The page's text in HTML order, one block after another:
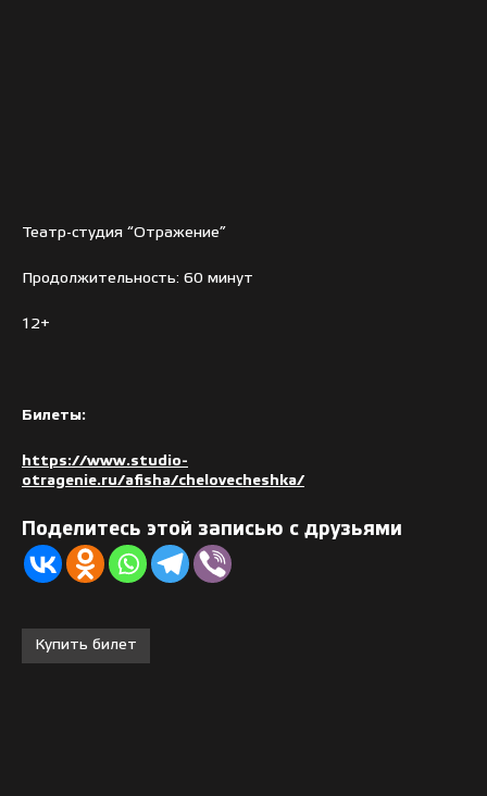
Театр-студия “Отражение”
Продолжительность: 60 минут
12+
Билеты:
https://www.studio-
otragenie.ru/afisha/chelovecheshka/
Поделитесь этой записью с друзьями
Купить билет